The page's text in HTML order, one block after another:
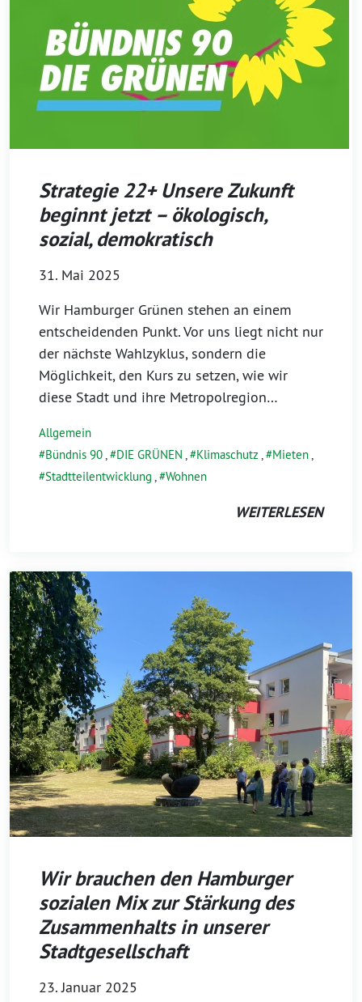
Strategie 22+ Unsere Zukunft
beginnt jetzt – ökologisch,
sozial, demokratisch
31. Mai 2025
Wir Hamburger Grünen stehen an einem
entscheidenden Punkt. Vor uns liegt nicht nur
der nächste Wahlzyklus, sondern die
Möglichkeit, den Kurs zu setzen, wie wir
diese Stadt und ihre Metropolregion…
Allgemein
Bündnis 90, DIE GRÜNEN , Klimaschutz , Mieten,
Stadtteilentwicklung , Wohnen
WEITERLESEN
Wir brauchen den Hamburger
sozialen Mix zur Stärkung des
Zusammenhalts in unserer
Stadtgesellschaft
23. Januar 2025